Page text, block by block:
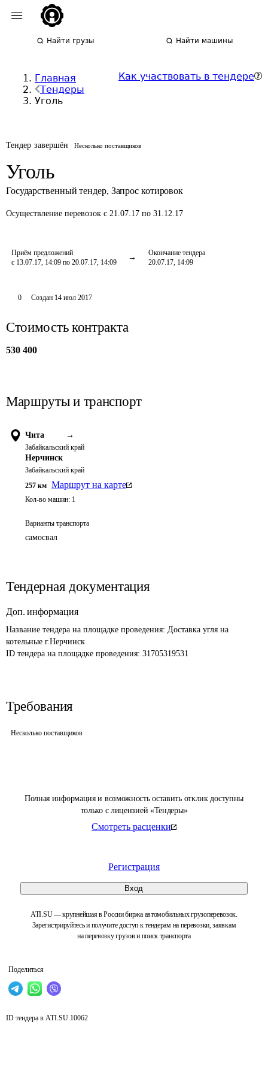
Найти грузы Найти машины
Главная
Тендеры
Уголь
Как участвовать в тендере
Тендер завершён Несколько поставщиков
Уголь
Государственный тендер, Запрос котировок
Осуществление перевозок с 21.07.17 по 31.12.17
Приём предложений
с 13.07.17, 14:09 по 20.07.17, 14:09
Окончание тендера
20.07.17, 14:09
Полная информация и возможность оставить отклик доступны
только с лицензией «Тендеры»
Смотреть расценки
Регистрация
Вход
ATI.SU — крупнейшая в России биржа автомобильных грузоперевозок.
Зарегистрируйтесь и получите доступ к тендерам на перевозки, заявкам
на перевозку грузов и поиск транспорта
Поделиться
0 Создан 14 июл 2017
Стоимость контракта
530 400
Маршруты и транспорт
Чита →
Забайкальский край
Нерчинск
Забайкальский край
257 км Маршрут на карте
Кол-во машин: 1
Варианты транспорта
самосвал
Тендерная документация
Доп. информация
Название тендера на площадке проведения: Доставка угля на
котельные г.Нерчинск
ID тендера на площадке проведения: 31705319531
Требования
Несколько поставщиков
ID тендера в ATI.SU 10062